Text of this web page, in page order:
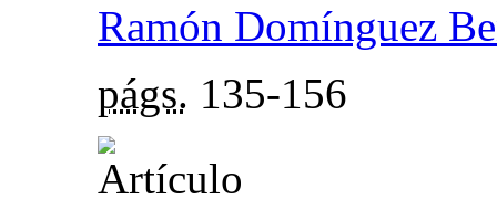
Ramón Domínguez
págs. 135-156